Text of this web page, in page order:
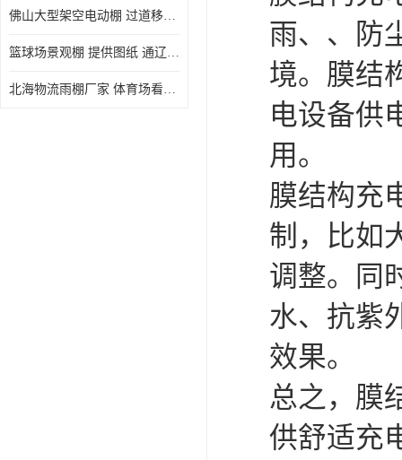
佛山大型架空电动棚 过道移动雨蓬 屋轨道悬空棚免费测量
篮球场景观棚 提供图纸 通辽膜结构厂家
北海物流雨棚厂家 体育场看台雨棚 价格优惠
雨、、防
境。膜结
电设备供
用。
膜结构充
制，比如
调整。同
水、抗紫
效果。
总之，膜
供舒适充